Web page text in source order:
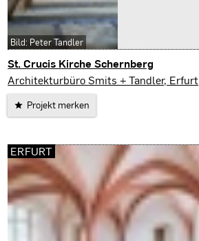
St. Crucis Kirche Schernberg
Sondershausen
Architekturbüro Smits + Tandler, Erfurt
Projekt merken
Bild: Peter Tandler
ERFURT